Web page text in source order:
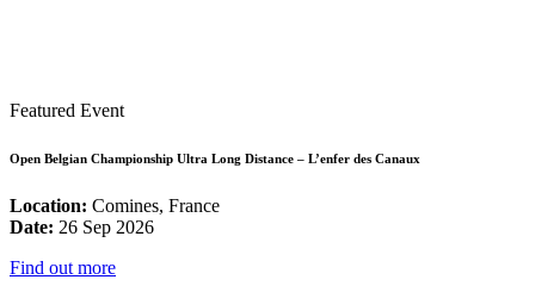
Featured Event
Open Belgian Championship Ultra Long Distance – L’enfer des Canaux
Location: Comines, France
Date: 26 Sep 2026
Find out more